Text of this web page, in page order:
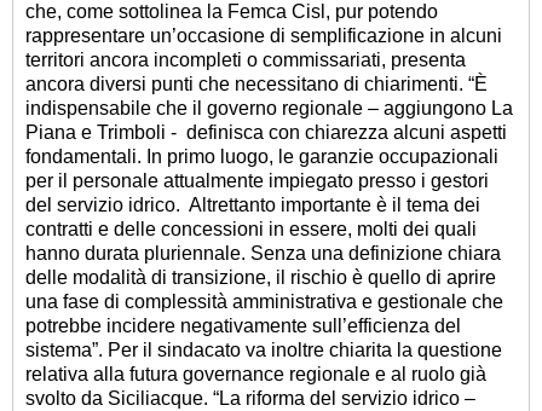
che, come sottolinea la Femca Cisl, pur potendo
rappresentare un’occasione di semplificazione in alcuni
territori ancora incompleti o commissariati, presenta
ancora diversi punti che necessitano di chiarimenti. “È
indispensabile che il governo regionale – aggiungono La
Piana e Trimboli - definisca con chiarezza alcuni aspetti
fondamentali. In primo luogo, le garanzie occupazionali
per il personale attualmente impiegato presso i gestori
del servizio idrico. Altrettanto importante è il tema dei
contratti e delle concessioni in essere, molti dei quali
hanno durata pluriennale. Senza una definizione chiara
delle modalità di transizione, il rischio è quello di aprire
una fase di complessità amministrativa e gestionale che
potrebbe incidere negativamente sull’efficienza del
sistema”. Per il sindacato va inoltre chiarita la questione
relativa alla futura governance regionale e al ruolo già
svolto da Siciliacque. “La riforma del servizio idrico –